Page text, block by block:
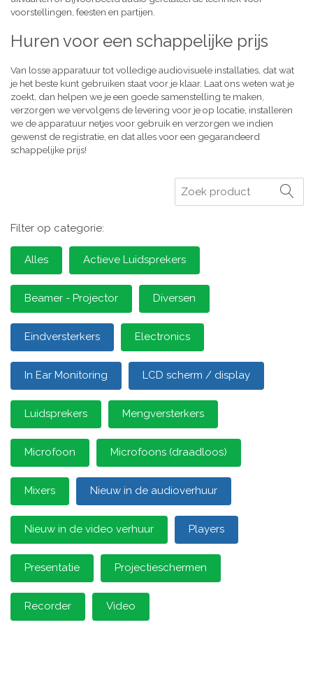
voorstellingen, feesten en partijen.
Huren voor een schappelijke prijs
Van losse apparatuur tot volledige audiovisuele installaties, dat wat
je het beste kunt gebruiken staat voor je klaar. Laat ons weten wat je
zoekt, dan helpen we je een goede samenstelling te maken,
verzorgen we vervolgens de levering voor je op locatie, installeren
we de apparatuur netjes voor gebruik en verzorgen we indien
gewenst de registratie, en dat alles voor een gegarandeerd
schappelijke prijs!
Zoeken
Filter op categorie:
Alles Actieve Luidsprekers
Beamer - Projector Diversen
Eindversterkers Electronics
In Ear Monitoring LCD scherm / display
Luidsprekers Mengversterkers
Microfoon Microfoons (draadloos)
Mixers Nieuw in de audioverhuur
Nieuw in de video verhuur Players
Presentatie Projectieschermen
Recorder Video